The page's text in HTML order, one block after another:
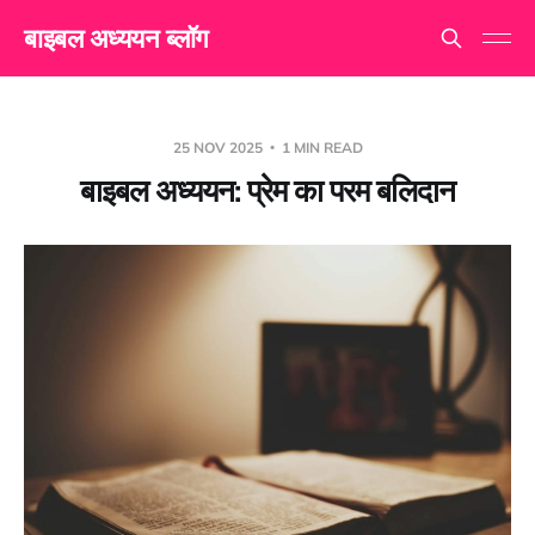
बाइबल अध्ययन ब्लॉग
25 NOV 2025 1 MIN READ
बाइबल अध्ययन: प्रेम का परम बलिदान